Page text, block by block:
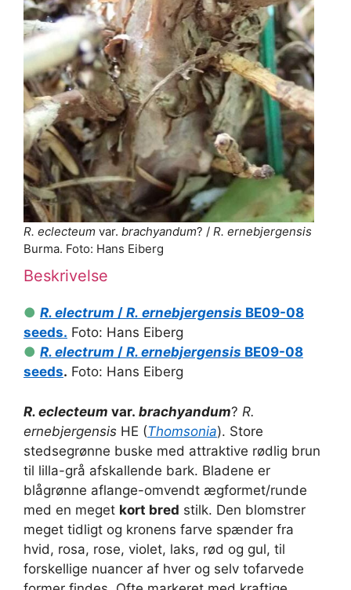
R. eclecteum var. brachyandum? / R. ernebjergensis
Burma. Foto: Hans Eiberg
Beskrivelse
● R. electrum / R. ernebjergensis BE09-08
seeds. Foto: Hans Eiberg
● R. electrum / R. ernebjergensis BE09-08
seeds. Foto: Hans Eiberg
R. eclecteum var. brachyandum? R.
ernebjergensis HE (Thomsonia). Store
stedsegrønne buske med attraktive rødlig brun
til lilla-grå afskallende bark. Bladene er
blågrønne aflange-omvendt ægformet/runde
med en meget kort bred stilk. Den blomstrer
meget tidligt og kronens farve spænder fra
hvid, rosa, rose, violet, laks, rød og gul, til
forskellige nuancer af hver og selv tofarvede